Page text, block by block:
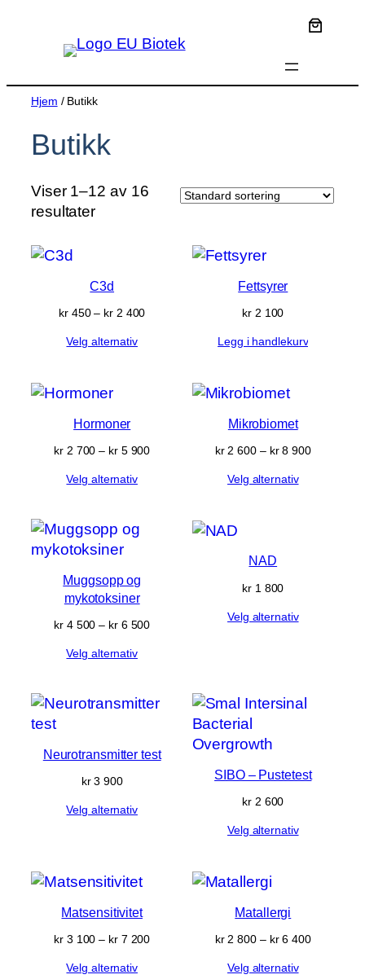
Hjem / Butikk
Butikk
Viser 1–12 av 16
resultater
C3d
kr450 – kr2 400Prisområde:
Velg alternativ
Fettsyrer
kr2 100
Legg i handlekurv
Hormoner
kr2 700 – kr5 900Prisområde:
Velg alternativ
Mikrobiomet
kr2 600 – kr8 900
Velg alternativ
Muggsopp og
mykotoksiner
kr4 500 – kr6 500Prisområde:
Velg alternativ
NAD
kr1 800
Velg alternativ
Neurotransmitter test
kr3 900
Velg alternativ
SIBO – Pustetest
kr2 600
Velg alternativ
Matsensitivitet
kr3 100 – kr7 200Prisområde:
Velg alternativ
Matallergi
kr2 800 – kr6 400
Velg alternativ